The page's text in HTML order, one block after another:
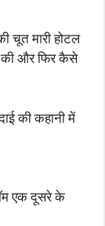
चूत मारी होटल
और फिर कैसे
की कहानी में
एक दूसरे के